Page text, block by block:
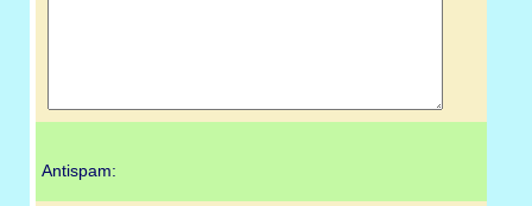
Antispam: